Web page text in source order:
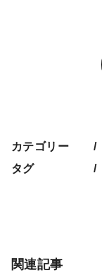
カテゴリー
タグ
関連記事